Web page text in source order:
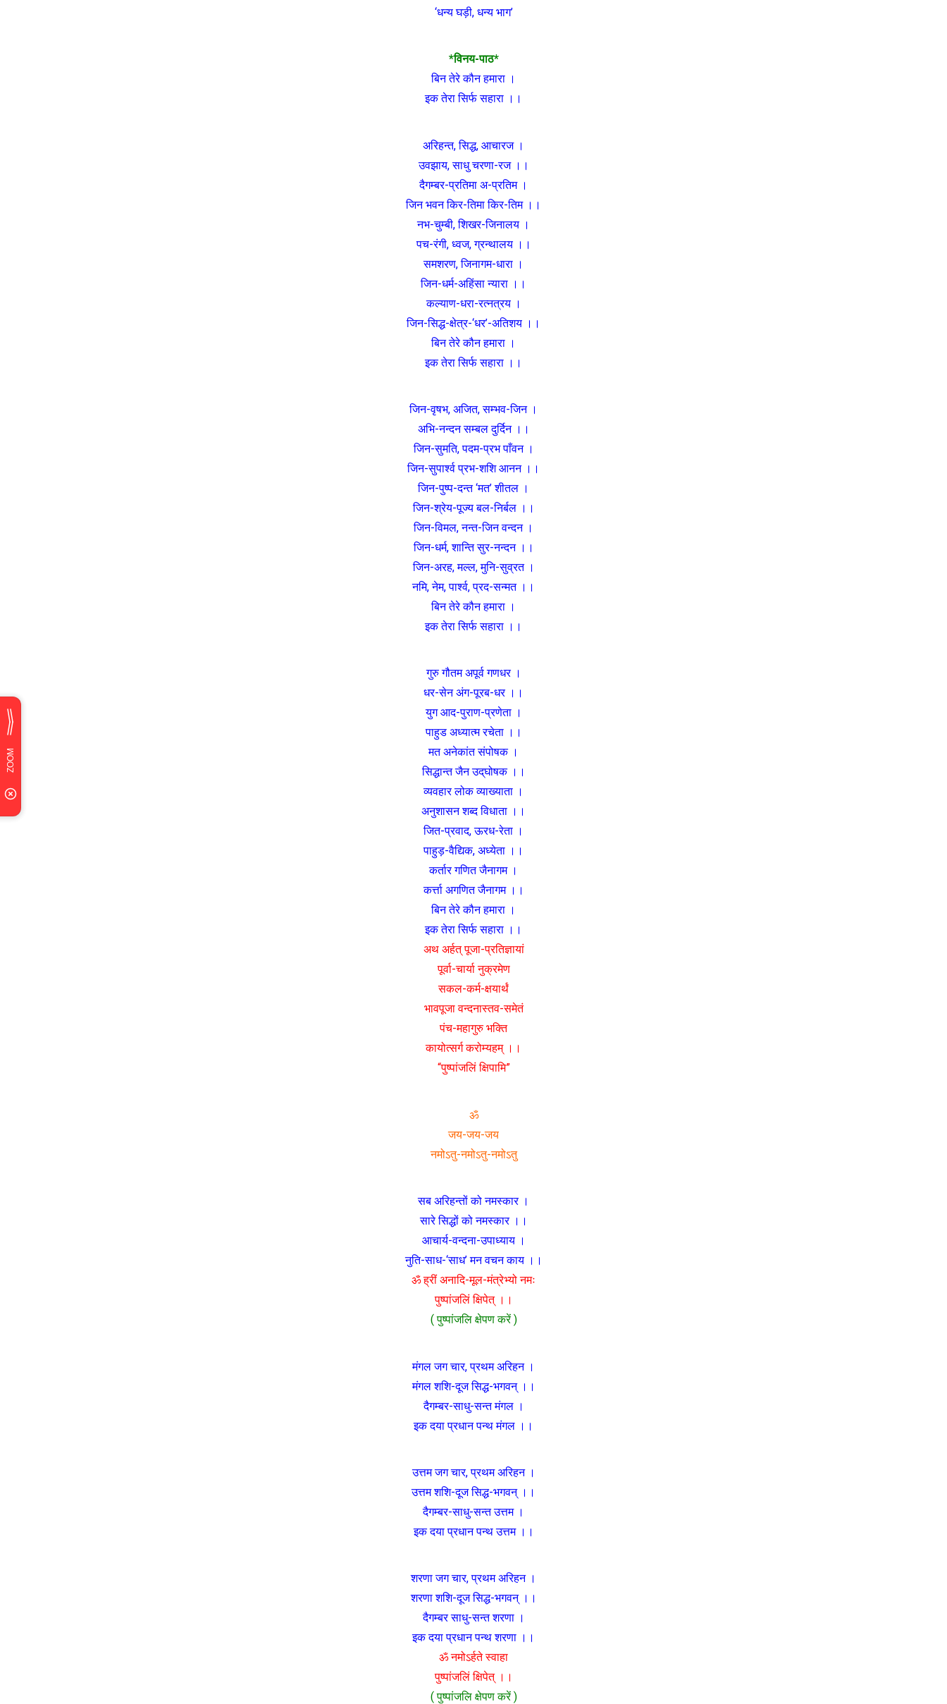
‘धन्य घड़ी, धन्य भाग’
*विनय-पाठ*
बिन तेरे कौन हमारा ।
इक तेरा सिर्फ सहारा ।।
अरिहन्त, सिद्ध, आचारज ।
उवझाय, साधु चरणा-रज ।।
दैगम्बर-प्रतिमा अ-प्रतिम ।
जिन भवन किर-तिमा किर-तिम ।।
नभ-चुम्बी, शिखर-जिनालय ।
पच-रंगी, ध्वज, ग्रन्थालय ।।
समशरण, जिनागम-धारा ।
जिन-धर्म-अहिंसा न्यारा ।।
कल्याण-धरा-रत्नत्रय ।
जिन-सिद्ध-क्षेत्र-‘धर’-अतिशय ।।
बिन तेरे कौन हमारा ।
इक तेरा सिर्फ सहारा ।।
जिन-वृषभ, अजित, सम्भव-जिन ।
अभि-नन्दन सम्बल दुर्दिन ।।
जिन-सुमति, पदम-प्रभ पाँवन ।
जिन-सुपार्श्व प्रभ-शशि आनन ।।
जिन-पुष्प-दन्त ‘मत’ शीतल ।
जिन-श्रेय-पूज्य बल-निर्बल ।।
जिन-विमल, नन्त-जिन वन्दन ।
जिन-धर्म, शान्ति सुर-नन्दन ।।
जिन-अरह, मल्ल, मुनि-सुव्रत ।
नमि, नेम, पार्श्व, प्रद-सन्मत ।।
बिन तेरे कौन हमारा ।
इक तेरा सिर्फ सहारा ।।
गुरु गौतम अपूर्व गणधर ।
धर-सेन अंग-पूरब-धर ।।
युग आद-पुराण-प्रणेता ।
पाहुड अध्यात्म रचेता ।।
मत अनेकांत संपोषक ।
सिद्धान्त जैन उद्‌घोषक ।।
व्यवहार लोक व्याख्याता ।
अनुशासन शब्द विधाता ।।
जित-प्रवाद, ऊरध-रेता ।
पाहुड़-वैद्यिक, अध्येता ।।
कर्तार गणित जैनागम ।
कर्त्ता अगणित जैनागम ।।
बिन तेरे कौन हमारा ।
इक तेरा सिर्फ सहारा ।।
अथ अर्हत् पूजा-प्रतिज्ञायां
पूर्वा-चार्या नुक्रमेण
सकल-कर्म-क्षयार्थं
भावपूजा वन्दनास्तव-समेतं
पंच-महागुरु भक्ति
कायोत्सर्ग करोम्यहम् ।।
“पुष्पांजलिं क्षिपामि”
ॐ
जय-जय-जय
नमोऽतु-नमोऽतु-नमोऽतु
सब अरिहन्तों को नमस्कार ।
सारे सिद्धों को नमस्कार ।।
आचार्य-वन्दना-उपाध्याय ।
नुति-साध-‘साध’ मन वचन काय ।।
ॐ ह्रीं अनादि-मूल-मंत्रेभ्यो नमः
पुष्पांजलिं क्षिपेत् ।।
( पुष्पांजलि क्षेपण करें )
मंगल जग चार, प्रथम अरिहन ।
मंगल शशि-दूज सिद्ध-भगवन् ।।
दैगम्बर-साधु-सन्त मंगल ।
इक दया प्रधान पन्थ मंगल ।।
उत्तम जग चार, प्रथम अरिहन ।
उत्तम शशि-दूज सिद्ध-भगवन् ।।
दैगम्बर-साधु-सन्त उत्तम ।
इक दया प्रधान पन्थ उत्तम ।।
शरणा जग चार, प्रथम अरिहन ।
शरणा शशि-दूज सिद्ध-भगवन् ।।
दैगम्बर साधु-सन्त शरणा ।
इक दया प्रधान पन्थ शरणा ।।
ॐ नमोऽर्हते स्वाहा
पुष्पांजलिं क्षिपेत् ।।
( पुष्पांजलि क्षेपण करें )